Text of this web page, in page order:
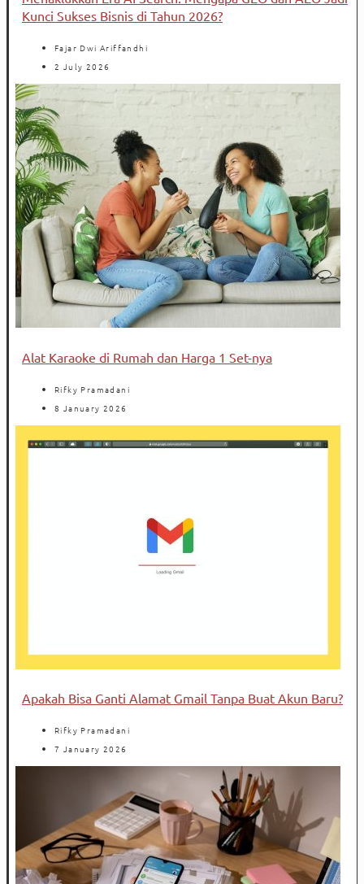
Kunci Sukses Bisnis di Tahun 2026?
Fajar Dwi Ariffandhi
2 July 2026
Alat Karaoke di Rumah dan Harga 1 Set-nya
Rifky Pramadani
8 January 2026
Apakah Bisa Ganti Alamat Gmail Tanpa Buat Akun Baru?
Rifky Pramadani
7 January 2026